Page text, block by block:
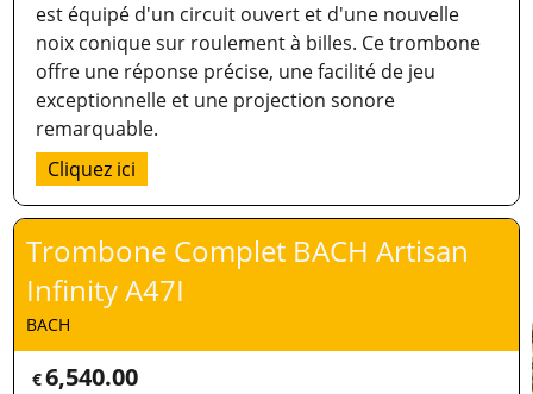
est équipé d'un circuit ouvert et d'une nouvelle
noix conique sur roulement à billes. Ce trombone
offre une réponse précise, une facilité de jeu
exceptionnelle et une projection sonore
remarquable.
Cliquez ici
Trombone Complet BACH Artisan
Infinity A47I
BACH
€6,540.00